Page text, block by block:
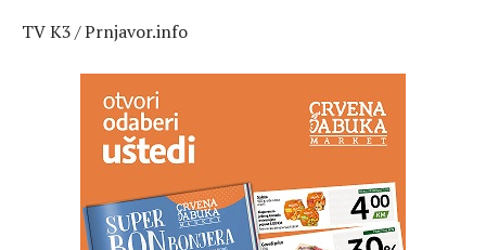
TV K3 / Prnjavor.info